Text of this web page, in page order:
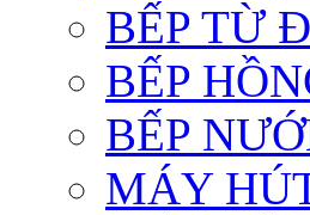
BẾP TỪ
BẾP
BẾP
MÁY